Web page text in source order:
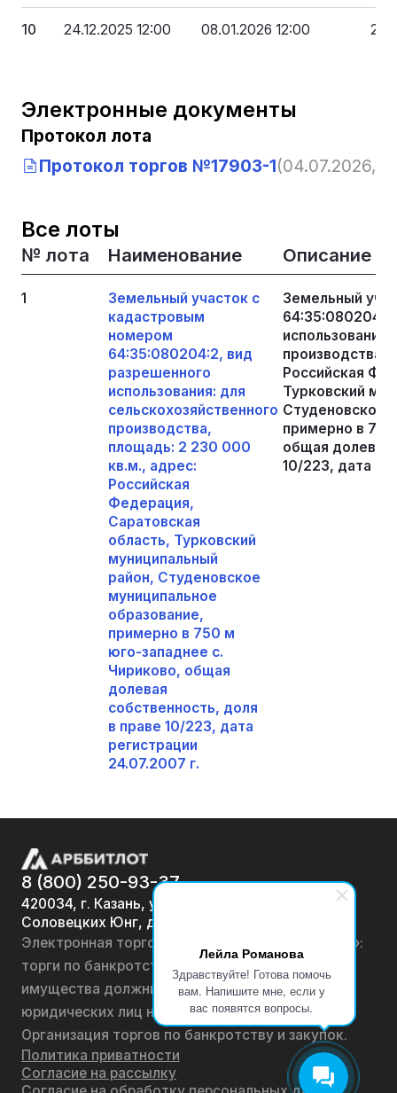
Лейла Романова
Здравствуйте! Готова помочь
вам. Напишите мне, если у
вас появятся вопросы.
10 24.12.2025 12:00 08.01.2026 12:00
Электронные документы
Протокол лота
Протокол торгов №17903-1(04.07.2026,
Все лоты
№ лота Наименование Описание
1
Земельный участок с
кадастровым
номером
64:35:080204:2, вид
разрешенного
использования: для
сельскохозяйственного
производства,
площадь: 2 230 000
кв.м., адрес:
Российская
Федерация,
Саратовская
область, Турковский
муниципальный
район, Студеновское
муниципальное
образование,
примерно в 750 м
юго-западнее с.
Чириково, общая
долевая
собственность, доля
в праве 10/223, дата
регистрации
24.07.2007 г.
Земельный
производства,
Российская
Турковский
Студеновское
примерно в
общая долевая
10/223, дата
8 (800) 250-93-37
420034, г. Казань, ул.
Соловецких Юнг, д. 7
Электронная торговая площадка «АРББИТЛОТ»:
торги по банкротству, лоты по продаже
имущества должников физических лиц и
юридических лиц на онлайн-аукционах.
Организация торгов по банкротству и закупок.
Политика приватности
Согласие на рассылку